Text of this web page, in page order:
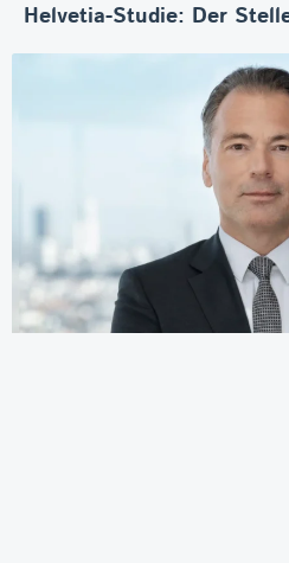
Helvetia-Studie: Der